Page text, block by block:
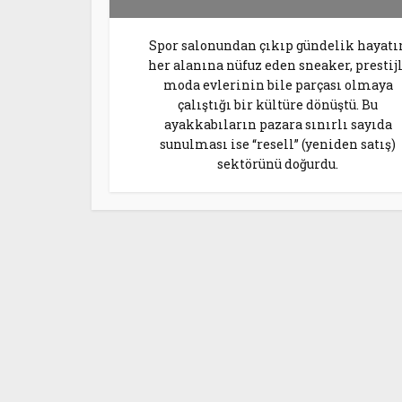
Spor salonundan çıkıp gündelik
her alanına nüfuz eden sneaker,
moda evlerinin bile parçası olmaya
çalıştığı bir kültüre dönüştü. Bu
ayakkabıların pazara sınırlı sayıda
sunulması ise “resell” (yeniden satış)
sektörünü doğurdu.